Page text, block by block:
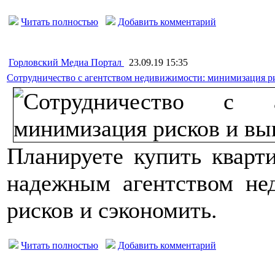
Читать полностью Добавить комментарий
Горловский Медиа Портал
23.09.19 15:35
Сотрудничество с агентством недивижимости: минимизация
Планируете купить
надежным агентством
рисков и сэкономить.
Читать полностью Добавить комментарий